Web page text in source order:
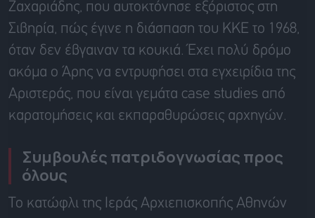
Ζαχαριάδης, που αυτοκτόνησε εξόριστος στη
Σιβηρία, πώς έγινε η διάσπαση του ΚΚΕ το 1968,
όταν δεν έβγαιναν τα κουκιά. Έχει πολύ δρόμο
ακόμα ο Άρης να εντρυφήσει στα εγχειρίδια της
Αριστεράς, που είναι γεμάτα case studies από
καρατομήσεις και εκπαραθυρώσεις αρχηγών.
Συμβουλές πατριδογνωσίας προς
όλους
Το κατώφλι της Ιεράς Αρχιεπισκοπής Αθηνών